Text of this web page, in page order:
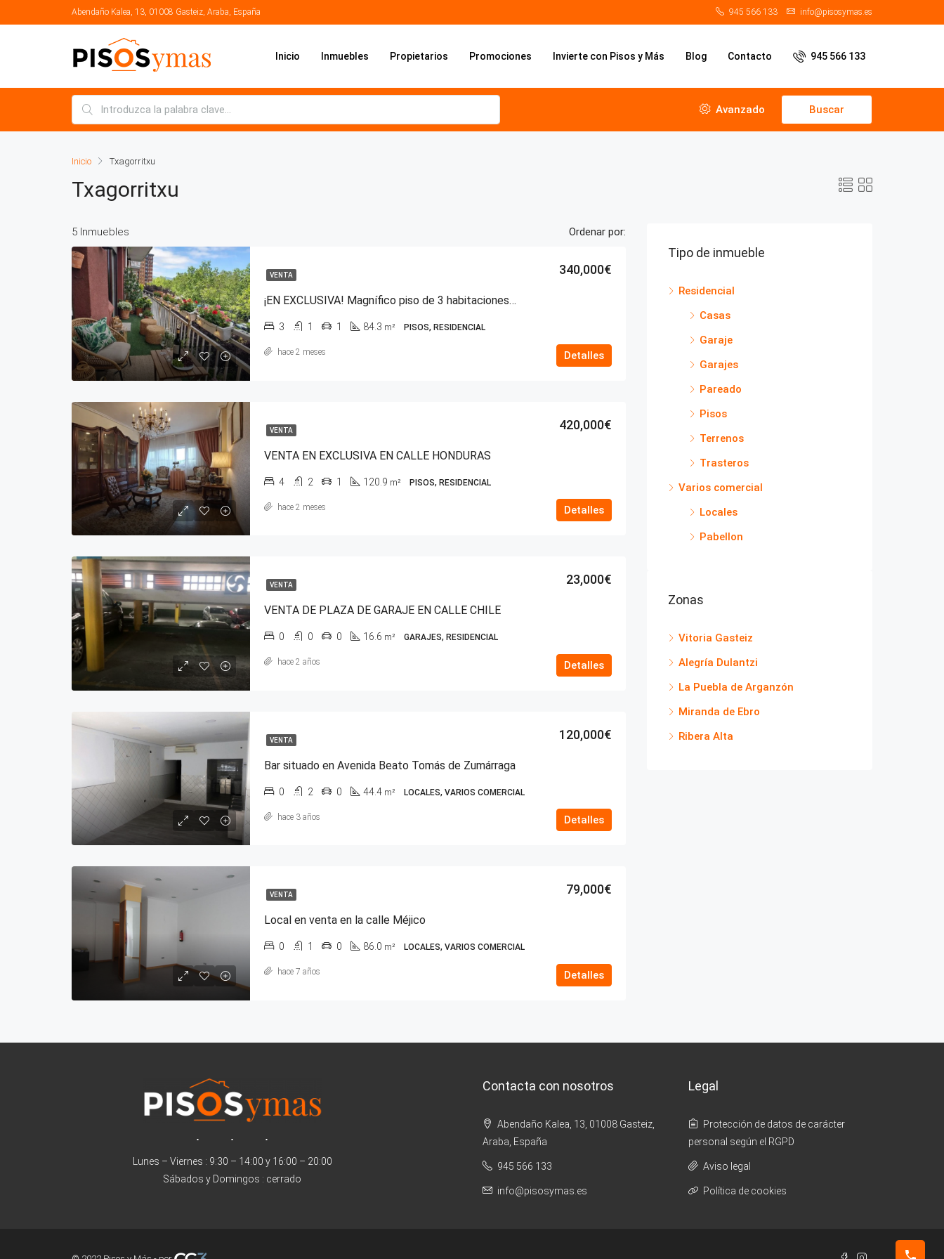
Abendaño Kalea, 13, 01008 Gasteiz, Araba, España 945 566 133 info@pisosymas.es
Inicio Inmuebles Propietarios Promociones Invierte con Pisos y Más Blog Contacto 945 566 133
Avanzado Buscar
Inicio Txagorritxu
Txagorritxu
5 Inmuebles Ordenar por:
VENTA
¡EN EXCLUSIVA! Magnífico piso de 3 habitaciones en la Calle México, una de las zonas con más vida de Vitoria-Gasteiz
340,000€
3 1 1 84.3 m² PISOS, RESIDENCIAL
Detalles
hace 2 meses
VENTA
VENTA EN EXCLUSIVA EN CALLE HONDURAS
420,000€
4 2 1 120.9 m² PISOS, RESIDENCIAL
Detalles
hace 2 meses
VENTA
VENTA DE PLAZA DE GARAJE EN CALLE CHILE
23,000€
0 0 0 16.6 m² GARAJES, RESIDENCIAL
Detalles
hace 2 años
VENTA
Bar situado en Avenida Beato Tomás de Zumárraga
120,000€
0 2 0 44.4 m² LOCALES, VARIOS COMERCIAL
Detalles
hace 3 años
VENTA
Local en venta en la calle Méjico
79,000€
0 1 0 86.0 m² LOCALES, VARIOS COMERCIAL
Detalles
hace 7 años
Tipo de inmueble
Residencial
Casas
Garaje
Garajes
Pareado
Pisos
Terrenos
Trasteros
Varios comercial
Locales
Pabellon
Zonas
Vitoria Gasteiz
Alegría Dulantzi
La Puebla de Arganzón
Miranda de Ebro
Ribera Alta
Lunes – Viernes : 9:30 – 14:00 y 16:00 – 20:00
Sábados y Domingos : cerrado
Contacta con nosotros
Abendaño Kalea, 13, 01008 Gasteiz,
Araba, España
945 566 133
info@pisosymas.es
Legal
Protección de datos de carácter
personal según el RGPD
Aviso legal
Política de cookies